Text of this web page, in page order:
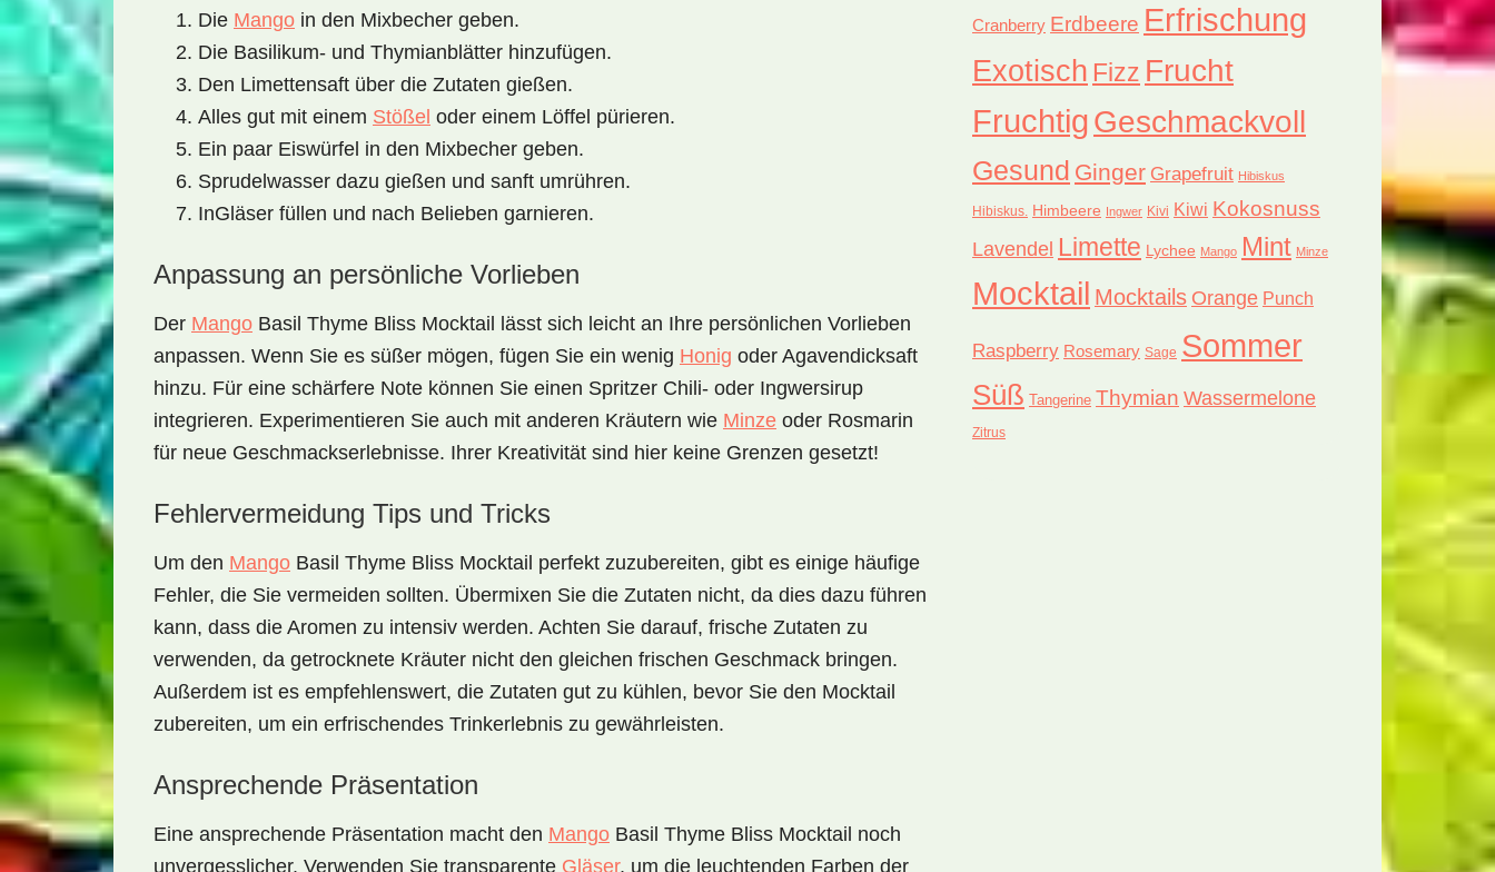
Die Mango in den Mixbecher geben.
Die Basilikum- und Thymianblätter hinzufügen.
Den Limettensaft über die Zutaten gießen.
Alles gut mit einem Stößel oder einem Löffel pürieren.
Ein paar Eiswürfel in den Mixbecher geben.
Sprudelwasser dazu gießen und sanft umrühren.
InGläser füllen und nach Belieben garnieren.
Anpassung an persönliche Vorlieben
Der Mango Basil Thyme Bliss Mocktail
lässt sich leicht an Ihre persönlichen Vorlieben
anpassen. Wenn Sie es süßer mögen, fügen Sie ein wenig Honig oder Agavendicksaft
hinzu. Für eine schärfere Note können Sie einen Spritzer Chili- oder Ingwersirup
integrieren. Experimentieren Sie auch mit anderen Kräutern wie Minze oder Rosmarin
für neue Geschmackserlebnisse. Ihrer Kreativität sind hier keine Grenzen gesetzt!
Fehlervermeidung Tips und Tricks
Um den Mango Basil Thyme Bliss Mocktail perfekt zuzubereiten, gibt es einige häufige
Fehler, die Sie vermeiden sollten. Übermixen Sie die Zutaten nicht, da dies dazu führen
kann, dass die Aromen zu intensiv werden. Achten Sie darauf, frische Zutaten zu
verwenden, da getrocknete Kräuter nicht den gleichen frischen Geschmack bringen.
Außerdem ist es empfehlenswert, die Zutaten gut zu kühlen, bevor Sie den Mocktail
zubereiten, um ein erfrischendes Trinkerlebnis zu gewährleisten.
Ansprechende Präsentation
Eine ansprechende Präsentation macht den Mango Basil Thyme Bliss Mocktail noch
unvergesslicher. Verwenden Sie transparente Gläser, um die leuchtenden Farben der
Cranberry Erdbeere Erfrischung
Exotisch Fizz Frucht
FruchtigGeschmackvoll
Gesund Ginger Grapefruit Hibiskus
Hibiskus. Himbeere Ingwer Kivi Kiwi Kokosnuss
Lavendel Limette Lychee Mango Mint Minze
Mocktail Mocktails Orange Punch
Raspberry Rosemary Sage Sommer
Süß Tangerine Thymian Wassermelone
Zitrus